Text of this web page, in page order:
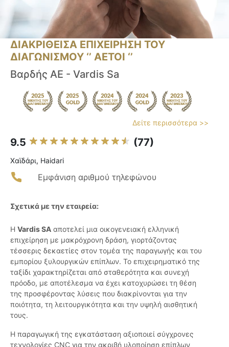
ΔΙΑΚΡΙΘΕΙΣΑ ΕΠΙΧΕΙΡΗΣΗ ΤΟΥ
ΔΙΑΓΩΝΙΣΜΟΥ ‘’ ΑΕΤΟΙ ‘’
Βαρδής ΑΕ - Vardis Sa
Δείτε περισσότερα >>
9.5 (77)
Χαϊδάρι, Haidari
Εμφάνιση αριθμού τηλεφώνου
Σχετικά με την εταιρεία:
Η Vardis SA αποτελεί μια οικογενειακή ελληνική
επιχείρηση με μακρόχρονη δράση, γιορτάζοντας
τέσσερις δεκαετίες στον τομέα της παραγωγής και του
εμπορίου ξυλουργικών επίπλων. Το επιχειρηματικό της
ταξίδι χαρακτηρίζεται από σταθερότητα και συνεχή
πρόοδο, με αποτέλεσμα να έχει κατοχυρώσει τη θέση
της προσφέροντας λύσεις που διακρίνονται για την
ποιότητα, τη λειτουργικότητα και την υψηλή αισθητική
τους.
Η παραγωγική της εγκατάσταση αξιοποιεί σύγχρονες
τεχνολογίες CNC για την ακριβή υλοποίηση επίπλων